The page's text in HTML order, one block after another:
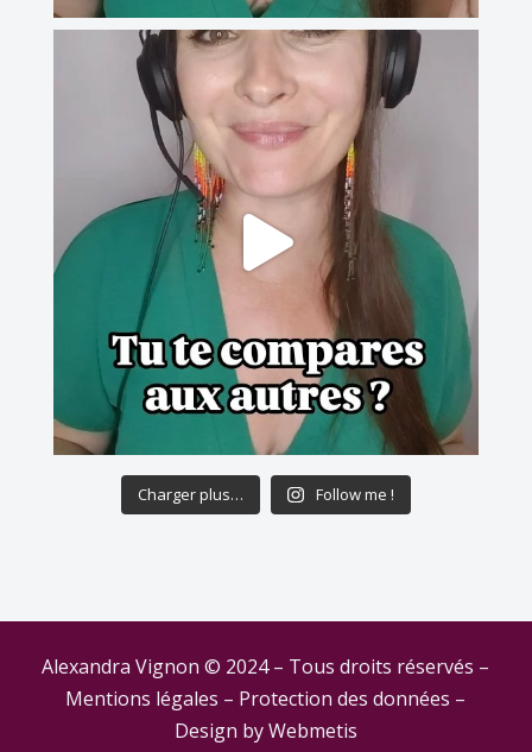
Charger plus… Follow me !
Alexandra Vignon © 2024 – Tous droits réservés –
Mentions légales – Protection des données –
Design byWebmetis